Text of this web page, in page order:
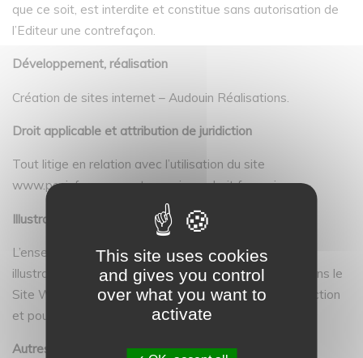
que ce soit, est interdite et constitue sans autorisation de
l’Editeur une contrefaçon.
Développement, réalisation
Création de sites internet – Audouin Réalisations.
Droit applicable et attribution de juridiction
Tout litige en relation avec l’utilisation du site
www.psyinfos.com est soumis au droit français.
Illustrations
L’ensemble des droits des photographies, images ou
illustrations de quelque nature que ce soit, utilisées dans le
Site Web sont réservés pour la durée légale de protection
et pour le monde entier.
Autres dispositions
This site uses cookies
and gives you control
over what you want to
activate